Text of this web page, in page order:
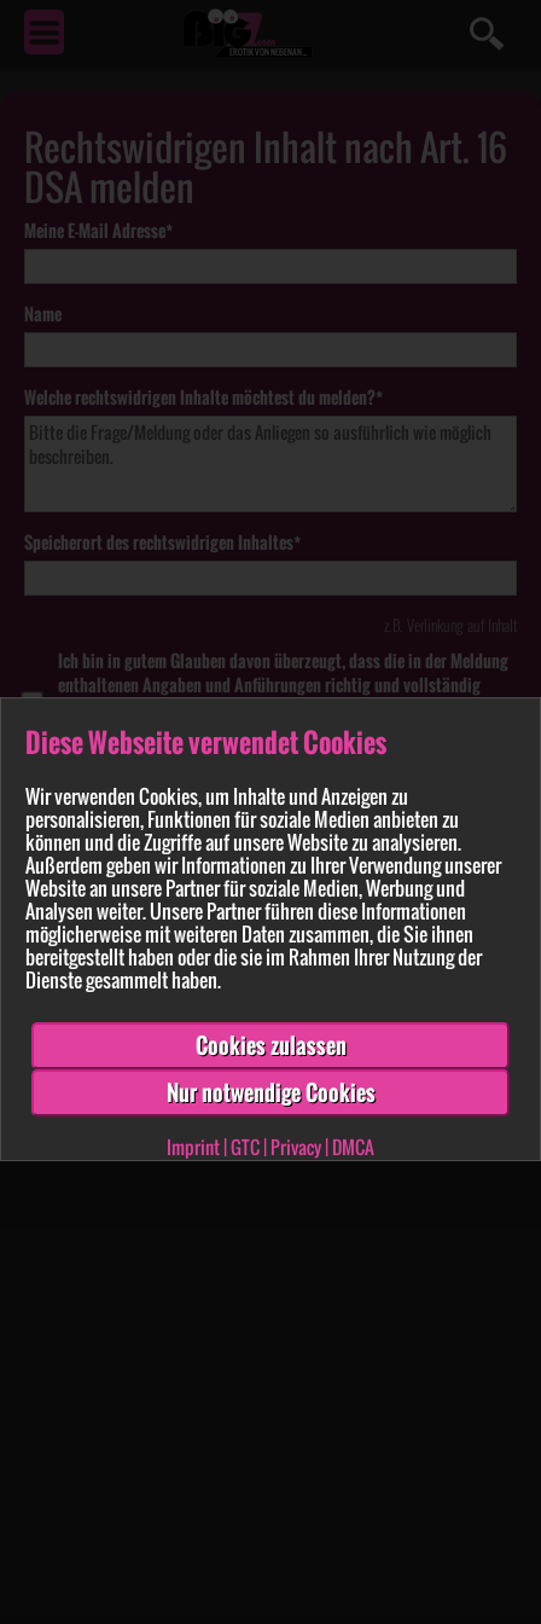
Diese Webseite verwendet Cookies
Wir verwenden Cookies, um Inhalte und Anzeigen zu
personalisieren, Funktionen für soziale Medien anbieten zu
können und die Zugriffe auf unsere Website zu analysieren.
Außerdem geben wir Informationen zu Ihrer Verwendung unserer
Website an unsere Partner für soziale Medien, Werbung und
Analysen weiter. Unsere Partner führen diese Informationen
möglicherweise mit weiteren Daten zusammen, die Sie ihnen
bereitgestellt haben oder die sie im Rahmen Ihrer Nutzung der
Dienste gesammelt haben.
Cookies zulassen
Nur notwendige Cookies
Imprint|GTC|Privacy|DMCA
EROTIKVON NEBENAN ...
Rechtswidrigen Inhalt nach Art. 16
DSA melden
Meine E-Mail Adresse*
Name
Welche rechtswidrigen Inhalte möchtest du melden?*
Speicherort des rechtswidrigen Inhaltes*
z.B. Verlinkung auf Inhalt
Ich bin in gutem Glauben davon überzeugt, dass die in der Meldung
enthaltenen Angaben und Anführungen richtig und vollständig
rechtswidrigen Inhalten können strafbar sein.
Pflichtfelder sind mit * markiert
Bitte beachten Sie unsereDatenschutzerklärung.